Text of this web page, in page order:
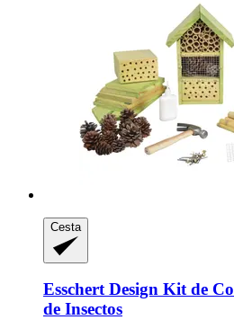
Cesta
Esschert Design Kit de
de Insectos